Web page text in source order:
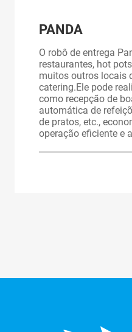
PANDA
O robô de entrega
restaurantes, hot
muitos outros locais
catering.Ele pode
como recepção de
automática de
de pratos, etc.,
operação eficiente e